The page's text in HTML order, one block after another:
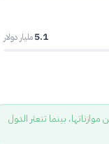
5.1مليار دولار
بينما تتعثر الدول